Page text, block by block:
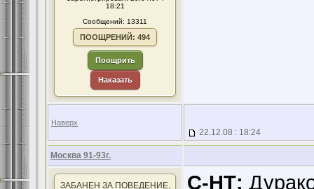
18:21
Сообщений: 13311
ПООЩРЕНИЙ: 494
Поощрить
Наказать
Наверх
22.12.08 : 18:24
Москва 91-93г.
ЗАБАНЕН ЗА ПОВЕДЕНИЕ,
С-НТ: